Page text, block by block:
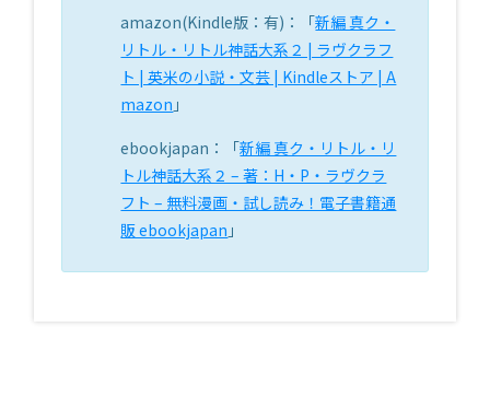
amazon(Kindle版：有)：「新編 真ク・
リトル・リトル神話大系２ | ラヴクラフ
ト | 英米の小説・文芸 | Kindleストア | A
mazon 」
ebookjapan：「新編 真ク・リトル・リ
トル神話大系２ – 著：H・P・ラヴクラ
フト – 無料漫画・試し読み！電子書籍通
販 ebookjapan 」